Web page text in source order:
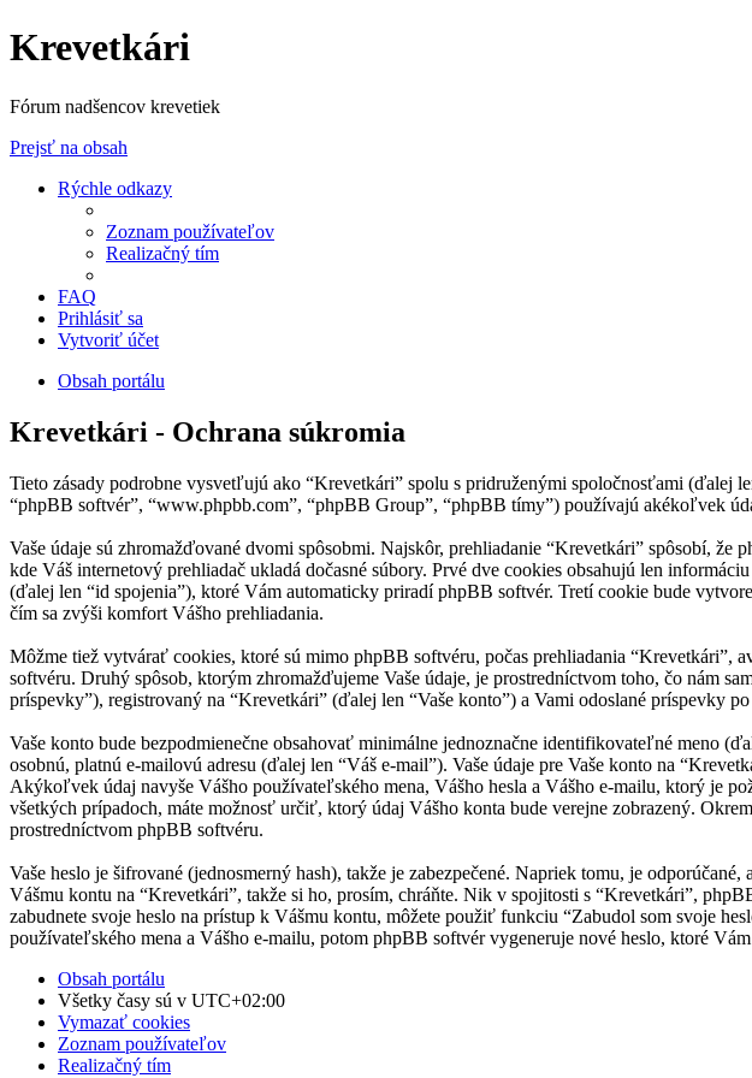
Krevetkári
Fórum nadšencov krevetiek
Prejsť na obsah
Rýchle odkazy
Zoznam používateľov
Realizačný tím
FAQ
Prihlásiť sa
Vytvoriť účet
Obsah portálu
Krevetkári - Ochrana súkromia
Tieto zásady podrobne vysvetľujú ako “Krevetkári” spolu s pridruženými spoločnosťami (ďalej
“phpBB softvér”, “www.phpbb.com”, “phpBB Group”, “phpBB tímy”) používajú akékoľvek
Vaše údaje sú zhromažďované dvomi spôsobmi. Najskôr, prehliadanie “Krevetkári” spôsobí,
kde Váš internetový prehliadač ukladá dočasné súbory. Prvé dve cookies obsahujú len
(ďalej len “id spojenia”), ktoré Vám automaticky priradí phpBB softvér. Tretí cookie bude
čím sa zvýši komfort Vášho prehliadania.
Môžme tiež vytvárať cookies, ktoré sú mimo phpBB softvéru, počas prehliadania
softvéru. Druhý spôsob, ktorým zhromažďujeme Vaše údaje, je prostredníctvom toho, čo nám
príspevky”), registrovaný na “Krevetkári” (ďalej len “Vaše konto”) a Vami odoslané príspevky
Vaše konto bude bezpodmienečne obsahovať minimálne jednoznačne identifikovateľné meno
osobnú, platnú e-mailovú adresu (ďalej len “Váš e-mail”). Vaše údaje pre Vaše konto na
Akýkoľvek údaj navyše Vášho používateľského mena, Vášho hesla a Vášho e-mailu, ktorý je
všetkých prípadoch, máte možnosť určiť, ktorý údaj Vášho konta bude verejne zobrazený.
prostredníctvom phpBB softvéru.
Vaše heslo je šifrované (jednosmerný hash), takže je zabezpečené. Napriek tomu, je
Vášmu kontu na “Krevetkári”, takže si ho, prosím, chráňte. Nik v spojitosti s “Krevetkári”,
zabudnete svoje heslo na prístup k Vášmu kontu, môžete použiť funkciu “Zabudol som svoje
používateľského mena a Vášho e-mailu, potom phpBB softvér vygeneruje nové heslo, ktoré
Obsah portálu
Všetky časy sú v UTC+02:00
Vymazať cookies
Zoznam používateľov
Realizačný tím